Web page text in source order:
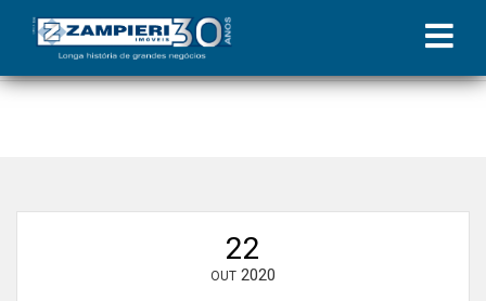
Início»Blog»Vitali Parque, conheça o empreendimento perfeito
para a sua família
22
OUT 2020